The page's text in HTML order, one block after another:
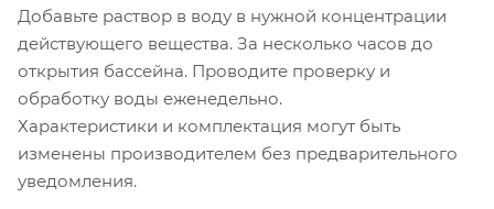
Добавьте раствор в воду в нужной концентрации
действующего вещества. За несколько часов до
открытия бассейна. Проводите проверку и
обработку воды еженедельно.
Характеристики и комплектация могут быть
изменены производителем без предварительного
уведомления.